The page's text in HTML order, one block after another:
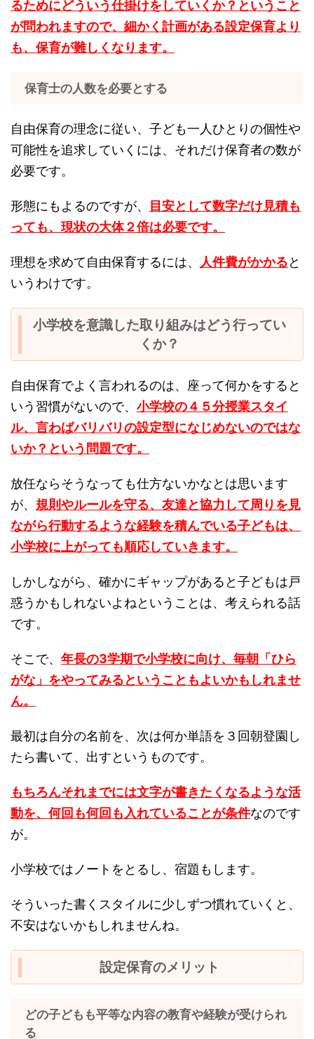
るためにどういう仕掛けをしていくか？ということ
が問われますので、細かく計画がある設定保育より
も、保育が難しくなります。
保育士の人数を必要とする
自由保育の理念に従い、子ども一人ひとりの個性や
可能性を追求していくには、それだけ保育者の数が
必要です。
形態にもよるのですが、
目安として数字だけ見積も
っても、現状の大体２倍は必要です。
理想を求めて自由保育するには、 人件費がかかると
いうわけです。
小学校を意識した取り組みはどう行ってい
くか？
自由保育でよく言われるのは、座って何かをすると
いう習慣がないので、 小学校の４５分授業スタイ
ル、言わばバリバリの設定型になじめないのではな
いか？という問題です。
放任ならそうなっても仕方ないかなとは思います
が、 規則やルールを守る、友達と協力して周りを見
ながら行動するような経験を積んでいる子どもは、
小学校に上がっても順応していきます。
しかしながら、確かにギャップがあると子どもは戸
惑うかもしれないよねということは、考えられる話
です。
そこで、 年長の3学期で小学校に向け、毎朝「ひら
がな」をやってみるということもよいかもしれませ
ん。
最初は自分の名前を、次は何か単語を３回朝登園し
たら書いて、出すというものです。
もちろんそれまでには文字が書きたくなるような活
動を、何回も何回も入れていることが条件なのです
が。
小学校ではノートをとるし、宿題もします。
そういった書くスタイルに少しずつ慣れていくと、
不安はないかもしれませんね。
設定保育のメリット
どの子どもも平等な内容の教育や経験が受けられ
る